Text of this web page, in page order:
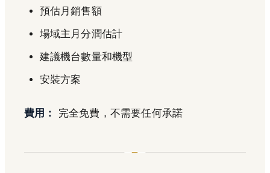
預估月銷售額
場域主月分潤估計
建議機台數量和機型
安裝方案
費用： 完全免費，不需要任何承諾